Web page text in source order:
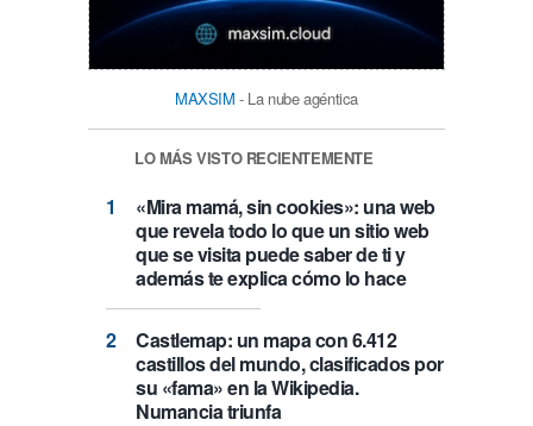
MAXSIM - La nube agéntica
LO MÁS VISTO RECIENTEMENTE
«Mira mamá, sin cookies»: una web
que revela todo lo que un sitio web
que se visita puede saber de ti y
además te explica cómo lo hace
Castlemap: un mapa con 6.412
castillos del mundo, clasificados por
su «fama» en la Wikipedia.
Numancia triunfa